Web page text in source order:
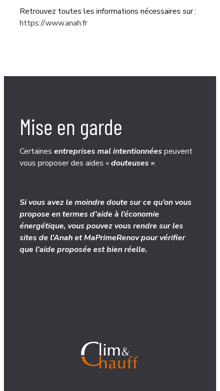
Retrouvez toutes les informations nécessaires sur:
https://www.anah.fr
Mise en garde
Certaines entreprises mal intentionnées peuvent
vous proposer des aides «douteuses ».
Si vous avez le moindre doute sur ce qu’on vous
propose en termes d’aide à l’économie
énergétique, vous pouvez vous rendre sur les
sites de l’AnahetMaPrimeRenovpour vérifier
que l’aide proposée est bien réelle.